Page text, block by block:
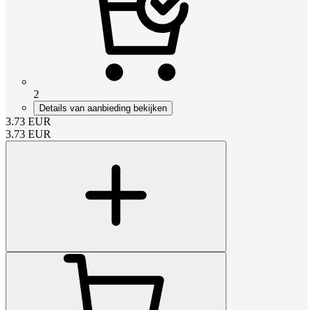
2
Details van aanbieding bekijken
3.73 EUR
3.73 EUR